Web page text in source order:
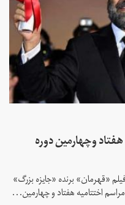
وچهارمین دوره
«قهرمان» برنده «جایزه بزرگ»
اختتامیه هفتاد و چهارمین...